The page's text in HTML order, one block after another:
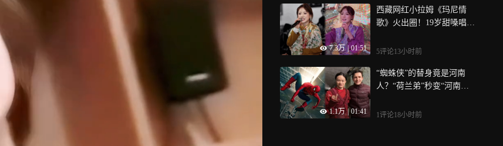
7.3万 | 01:51
西藏网红小拉姆《玛尼情
歌》火出圈！19岁甜嗓唱醉
5评论13小时前
1.1万 01:41
“蜘蛛侠”的替身竟是河南
人？“荷兰弟”秒变“河南
武侠片
1评论18小时前